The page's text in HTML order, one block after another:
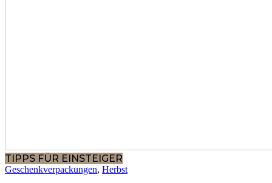
TIPPS FÜR EINSTEIGER
Geschenkverpackungen, Herbst